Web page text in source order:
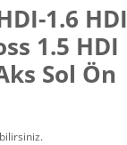
1.6 HDI
1.5 HDI
Sol Ön